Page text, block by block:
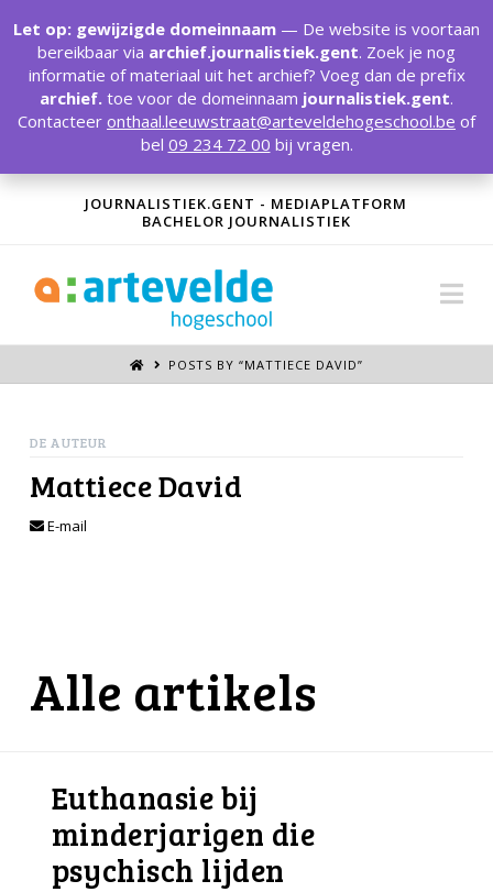
JOURNALISTIEK.GENT - MEDIAPLATFORM
BACHELOR JOURNALISTIEK
POSTS BY “MATTIECE DAVID”
DE AUTEUR
Mattiece David
E-mail
Alle artikels
Euthanasie bij
minderjarigen die
psychisch lijden
Let op: gewijzigde domeinnaam — De website is voortaan
bereikbaar via archief.journalistiek.gent. Zoek je nog
informatie of materiaal uit het archief? Voeg dan de prefix
archief. toe voor de domeinnaam journalistiek.gent.
Contacteer onthaal.leeuwstraat@arteveldehogeschool.be of
bel 09 234 72 00 bij vragen.